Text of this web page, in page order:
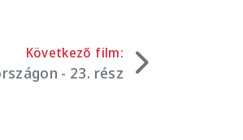
Következő film:
- 23. rész